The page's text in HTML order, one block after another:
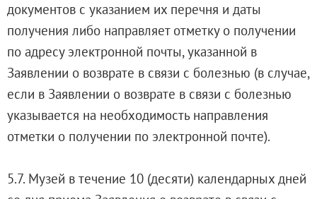
документов с указанием их перечня и даты
получения либо направляет отметку о получении
по адресу электронной почты, указанной в
Заявлении о возврате в связи с болезнью (в случае,
если в Заявлении о возврате в связи с болезнью
указывается на необходимость направления
отметки о получении по электронной почте).
5.7. Музей в течение 10 (десяти) календарных дней